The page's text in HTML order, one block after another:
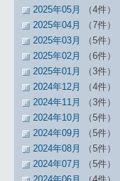
2025年05月
（4件）
2025年04月
（7件）
2025年03月
（5件）
2025年02月
（6件）
2025年01月
（3件）
2024年12月
（4件）
2024年11月
（3件）
2024年10月
（5件）
2024年09月
（5件）
2024年08月
（5件）
2024年07月
（5件）